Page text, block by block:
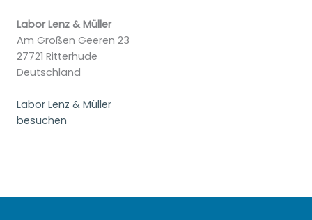
Labor Lenz & Müller
Am Großen Geeren 23
27721 Ritterhude
Deutschland
Labor Lenz & Müller
besuchen